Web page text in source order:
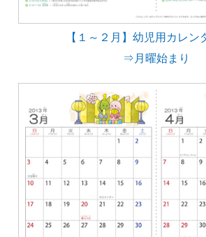
【１～２月】幼児用カレン
⇒月曜始まり